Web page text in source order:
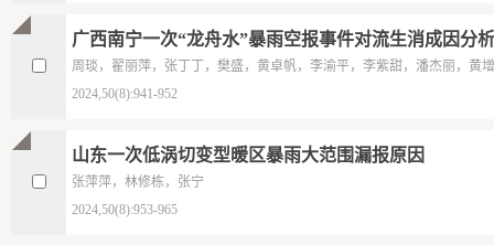
广西南宁一次“龙舟水”暴雨空报事件对流生消成因分析
周琰，翟丽萍，张丁丁，樊盛，黄卓帆，李渝平，李紫甜，潘杰丽，黄
2024,50(8):941-952
山东一次低涡切变型暖区暴雨大范围漏报原因
张萍萍，林修栋，张宁
2024,50(8):953-965